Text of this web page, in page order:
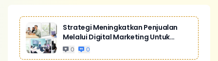
Strategi Meningkatkan Penjualan
Melalui Digital Marketing Untuk
Bisnis Yang Lebih Kompetitif
0 0